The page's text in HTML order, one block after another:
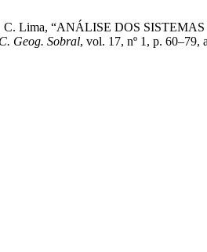
C. Lima, “ANÁLISE DOS
Geog. Sobral, vol. 17, nº 1, p. 60–79,